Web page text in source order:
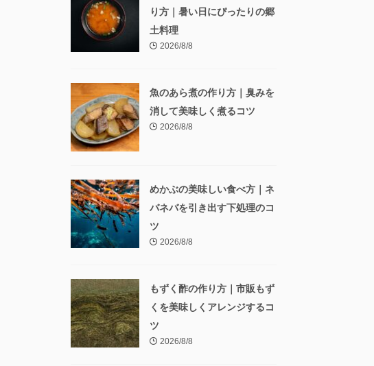
り方｜暑い日にぴったりの郷
土料理
2026/8/8
魚のあら煮の作り方｜臭みを
消して美味しく煮るコツ
2026/8/8
めかぶの美味しい食べ方｜ネ
バネバを引き出す下処理のコ
ツ
2026/8/8
もずく酢の作り方｜市販もず
くを美味しくアレンジするコ
ツ
2026/8/8